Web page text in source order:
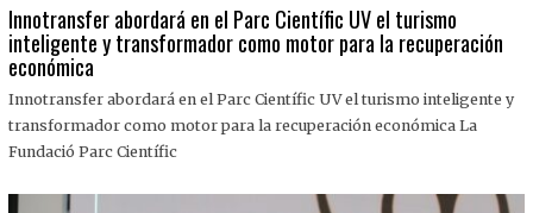
M
A
Y
,
0
2
Innotransfer abordará en el Parc Científic UV el turismo
inteligente y transformador como motor para la recuperación
económica
Innotransfer abordará en el Parc Científic UV el turismo inteligente y
transformador como motor para la recuperación económica La
Fundació Parc Científic